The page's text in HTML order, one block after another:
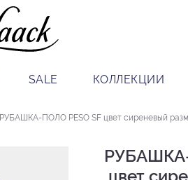
SALE КОЛЛЕКЦИИ
РУБАШКА-ПОЛО PESO SF цвет сиреневый